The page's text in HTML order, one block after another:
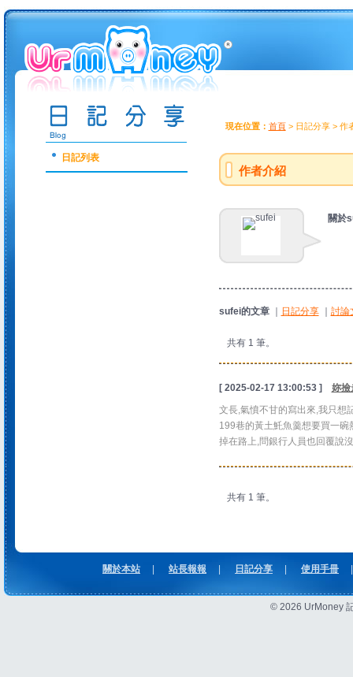
日記列表
現在位置： 首頁> 日記分享 > 作
作者介紹
關於
sufei的文章 日記分享｜ 討論
共有 1 筆。
[ 2025-02-17 13:00:53 ]
妳撿
文長,氣憤不甘的寫出來,我只想
199巷的黃土魠魚羹想要買一
掉在路上,問銀行人員也回覆說
共有 1 筆。
關於本站 站長報報 日記分享 使用手冊
© 2026 UrMoney